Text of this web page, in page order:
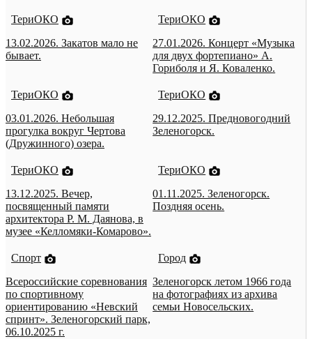
ТериОКО
13.02.2026. Закатов мало не
бывает.
ТериОКО
27.01.2026. Концерт «Музыка
для двух фортепиано» А.
Гориболя и Я. Коваленко.
ТериОКО
03.01.2026. Небольшая
прогулка вокруг Чертова
(Дружинного) озера.
ТериОКО
29.12.2025. Предновогодний
Зеленогорск.
ТериОКО
13.12.2025. Вечер,
посвященный памяти
архитектора Р. М. Даянова, в
музее «Келломяки-Комарово».
ТериОКО
01.11.2025. Зеленогорск.
Поздняя осень.
Спорт
Всероссийские соревнования
по спортивному
ориентированию «Невский
спринт». Зеленогорский парк,
06.10.2025 г.
Город
Зеленогорск летом 1966 года
на фотографиях из архива
семьи Новосельских.